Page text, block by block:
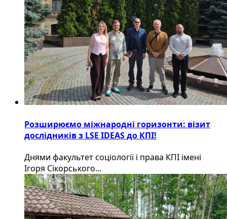
Розширюємо міжнародні горизонти: візит
дослідників з LSE IDEAS до КПІ!
Днями факультет соціології і права КПІ імені
Ігоря Сікорського...